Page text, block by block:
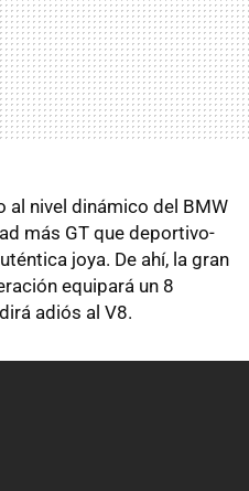
al nivel dinámico del BMW
más GT que deportivo-
joya. De ahí, la gran
equipará un 8
adiós al V8.